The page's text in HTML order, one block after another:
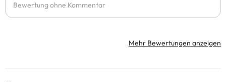
Bewertung ohne Kommentar
Mehr Bewertungen anzeigen